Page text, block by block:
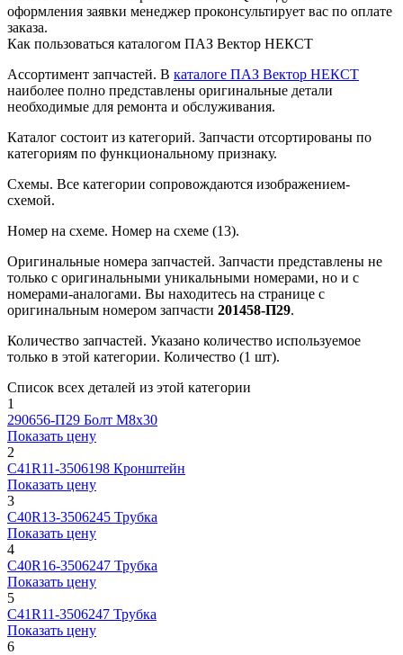
оформления заявки менеджер проконсультирует вас по оплате
заказа.
Как пользоваться каталогом ПАЗ Вектор НЕКСТ
Ассортимент запчастей. В каталоге ПАЗ Вектор НЕКСТ
наиболее полно представлены оригинальные детали
необходимые для ремонта и обслуживания.
Каталог состоит из категорий. Запчасти отсортированы по
категориям по функциональному признаку.
Схемы. Все категории сопровождаются изображением-
схемой.
Номер на схеме. Номер на схеме (13).
Оригинальные номера запчастей. Запчасти представлены не
только с оригинальными уникальными номерами, но и с
номерами-аналогами. Вы находитесь на странице с
оригинальным номером запчасти 201458-П29.
Количество запчастей. Указано количество используемое
только в этой категории. Количество (1 шт).
Список всех деталей из этой категории
1
290656-П29 Болт М8х30
Показать цену
2
С41R11-3506198 Кронштейн
Показать цену
3
C40R13-3506245 Трубка
Показать цену
4
C40R16-3506247 Трубка
Показать цену
5
C41R11-3506247 Трубка
Показать цену
6